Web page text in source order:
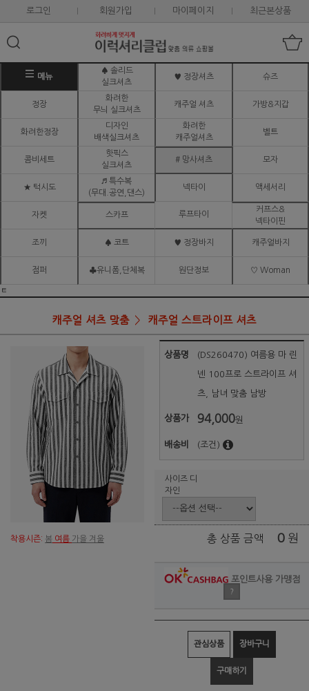
로그인 회원가입 마이페이지 최근본상품
메뉴
♠ 솔리드
실크셔츠
♥ 정장셔츠 슈즈
정장
화려한
무늬 실크셔츠
캐주얼 셔츠 가방&지갑
화려한정장
디자인
배색실크셔츠
화려한
캐주얼셔츠
벨트
콤비세트
핫픽스
실크셔츠
# 망사셔츠 모자
★ 턱시도
♬ 특수복
(무대.공연,댄스)
넥타이 액세서리
자켓 스카프 루프타이
커프스&
넥타이핀
조끼 ♠ 코트 ♥ 정장바지 캐주얼바지
점퍼 ♣유니폼,단체복 원단정보 ♡ Woman
ㅌ
캐주얼 셔츠 맞춤 캐주얼 스트라이프 셔츠
착용시즌: 봄 여름 가을 겨울
상품명 (DS260470) 여름용 마 린
넨 100프로 스트라이프 셔
츠, 남녀 맞춤 남방
상품가 94,000원
배송비 (조건)
사이즈 디
자인
총 상품 금액 0 원
포인트사용 가맹점
?
관심상품 장바구니
구매하기